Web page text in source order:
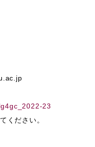
23
ください。